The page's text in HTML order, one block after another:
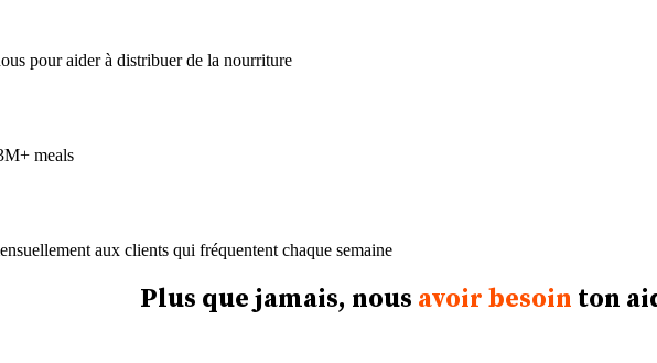
pour aider à distribuer de la nourriture
meals
aux clients qui fréquentent chaque semaine
Plus que jamais, nous avoir besoin ton